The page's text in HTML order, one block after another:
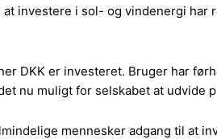
investere i sol- og vindenergi
DKK er investeret. Bruger har
nu muligt for selskabet at
mennesker adgang til at